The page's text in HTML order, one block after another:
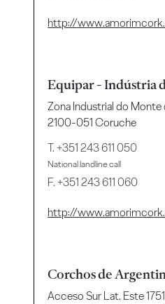
http://
Equipar - Indústria
Zona Industrial do Monte
2100-051 Coruche
T.+351 243 611 050
National landline call
F. +351 243 611 060
http://
Corchos de
Acceso Sur Lat. Este